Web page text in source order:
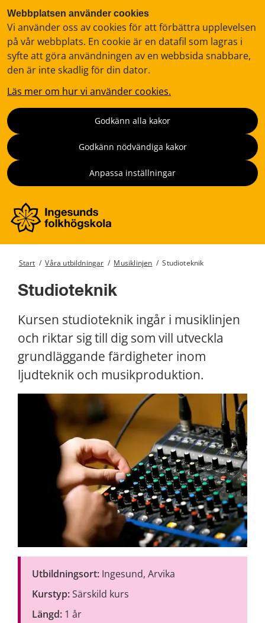
Webbplatsen använder cookies
Vi använder oss av cookies för att förbättra upplevelsen
på vår webbplats. En cookie är en datafil som lagras i
syfte att göra användningen av en webbsida snabbare,
den är inte skadlig för din dator.
Läs mer om hur vi använder cookies.
Godkänn alla kakor
Godkänn nödvändiga kakor
Anpassa inställningar
Start / Våra utbildningar / Musiklinjen / Studioteknik
Studioteknik
Kursen studioteknik ingår i musiklinjen
och riktar sig till dig som vill utveckla
grundläggande färdigheter inom
ljudteknik och musikproduktion.
Utbildningsort: Ingesund, Arvika
Kurstyp: Särskild kurs
Längd: 1 år